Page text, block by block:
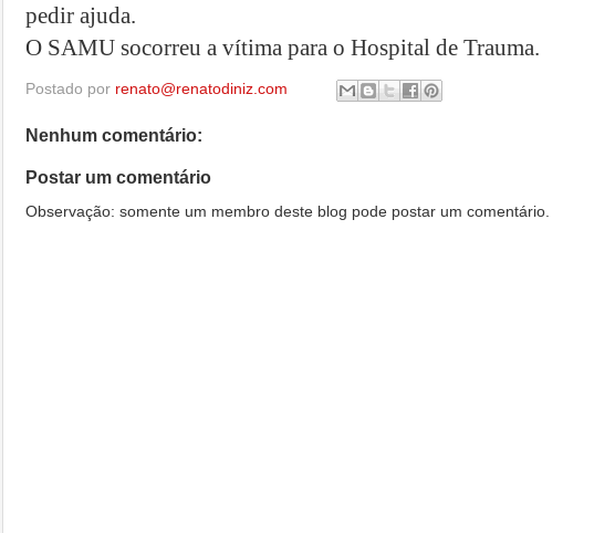
pedir ajuda.
O SAMU socorreu a vítima para o Hospital de Trauma.
Postado por renato@renatodiniz.com
Nenhum comentário:
Postar um comentário
Observação: somente um membro deste blog pode postar um comentário.